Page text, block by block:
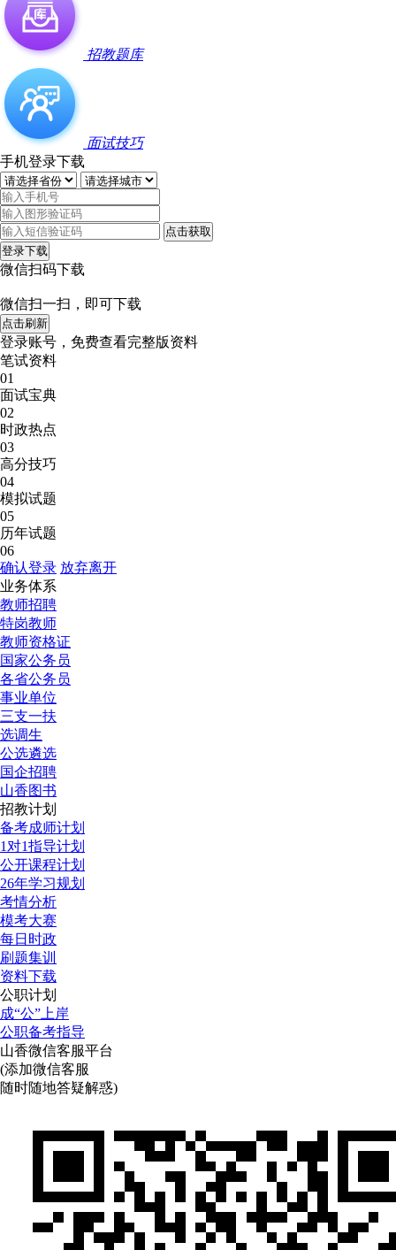
招教题库
面试技巧
手机登录下载
点击获取
登录下载
微信扫码下载
微信扫一扫，即可下载
点击刷新
登录账号，免费查看完整版资料
笔试资料
01
面试宝典
02
时政热点
03
高分技巧
04
模拟试题
05
历年试题
06
确认登录 放弃离开
业务体系
教师招聘
特岗教师
教师资格证
国家公务员
各省公务员
事业单位
三支一扶
选调生
公选遴选
国企招聘
山香图书
招教计划
备考成师计划
1对1指导计划
公开课程计划
26年学习规划
考情分析
模考大赛
每日时政
刷题集训
资料下载
公职计划
成“公”上岸
公职备考指导
山香微信客服平台
(添加微信客服
随时随地答疑解惑)